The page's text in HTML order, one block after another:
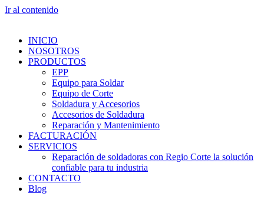
Ir al contenido
INICIO
NOSOTROS
PRODUCTOS
EPP
Equipo para Soldar
Equipo de Corte
Soldadura y Accesorios
Accesorios de Soldadura
Reparación y Mantenimiento
FACTURACIÓN
SERVICIOS
Reparación de soldadoras con Regio Corte la solución
confiable para tu industria
CONTACTO
Blog